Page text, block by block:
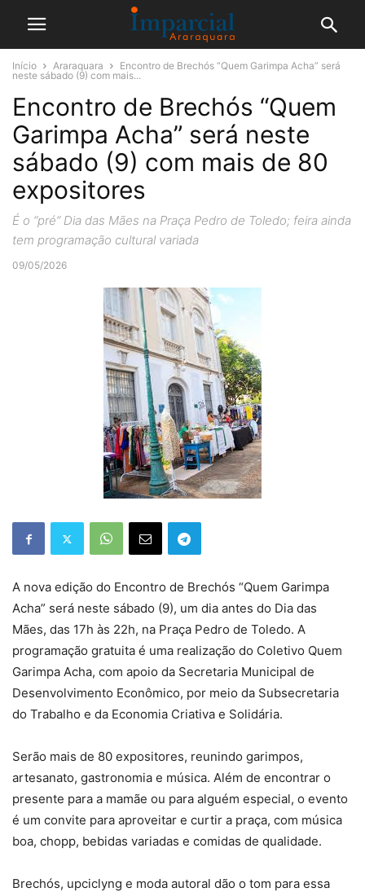
Início Araraquara
Encontro de Brechós “Quem Garimpa Acha” será
neste sábado (9) com mais...
Encontro de Brechós “Quem
Garimpa Acha” será neste
sábado (9) com mais de 80
expositores
É o “pré” Dia das Mães na Praça Pedro de Toledo; feira ainda
tem programação cultural variada
09/05/2026
A nova edição do Encontro de Brechós “Quem Garimpa
Acha” será neste sábado (9), um dia antes do Dia das
Mães, das 17h às 22h, na Praça Pedro de Toledo. A
programação gratuita é uma realização do Coletivo Quem
Garimpa Acha, com apoio da Secretaria Municipal de
Desenvolvimento Econômico, por meio da Subsecretaria
do Trabalho e da Economia Criativa e Solidária.
Serão mais de 80 expositores, reunindo garimpos,
artesanato, gastronomia e música. Além de encontrar o
presente para a mamãe ou para alguém especial, o evento
é um convite para aproveitar e curtir a praça, com música
boa, chopp, bebidas variadas e comidas de qualidade.
Brechós, upciclyng e moda autoral dão o tom para essa